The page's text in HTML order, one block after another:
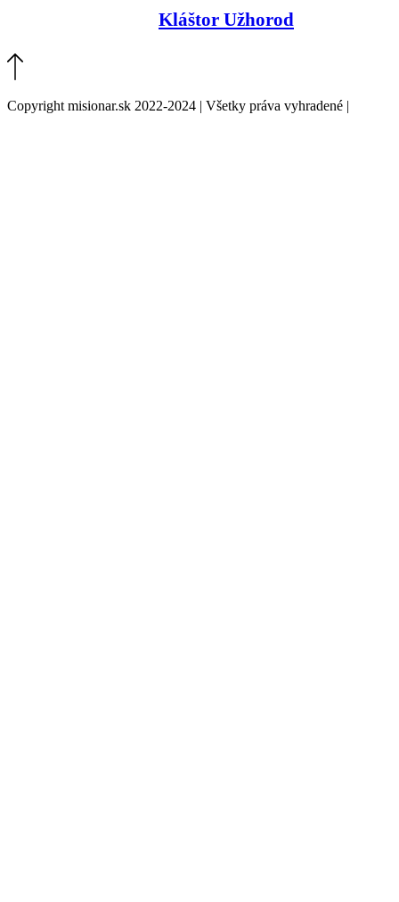
Kláštor Užhorod
Copyright misionar.sk 2022-2024 | Všetky práva vyhradené |